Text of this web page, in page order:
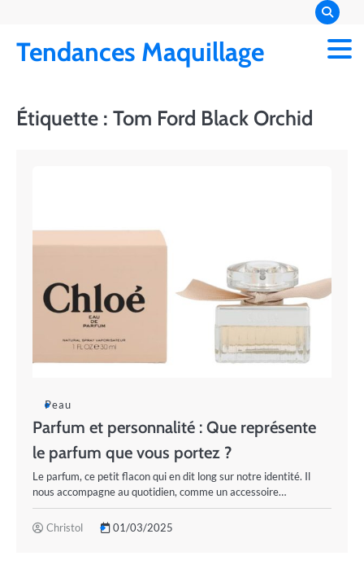
content
Tendances Maquillage
Étiquette : Tom Ford Black Orchid
Peau
Parfum et personnalité : Que représente
le parfum que vous portez ?
Le parfum, ce petit flacon qui en dit long sur notre identité. Il
nous accompagne au quotidien, comme un accessoire…
Christol 01/03/2025